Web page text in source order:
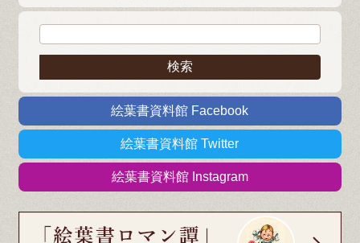
絵葉書資料館 Facebook
絵葉書資料館 Twitter
絵葉書資料館 Instagram